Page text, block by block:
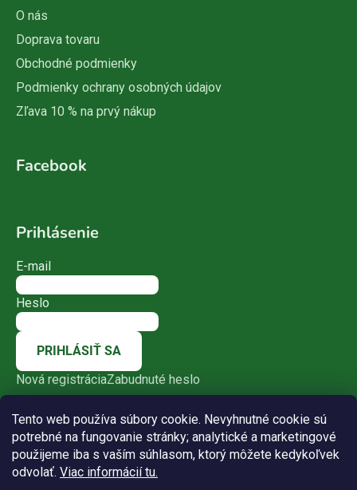
Tento web používa súbory cookie. Nevyhnutné cookie sú
potrebné na fungovanie stránky; analytické a marketingové
použijeme iba s vaším súhlasom, ktorý môžete kedykoľvek
odvolať. Viac informácií tu.
O nás
Doprava tovaru
Obchodné podmienky
Podmienky ochrany osobných údajov
Zľava 10 % na prvý nákup
Facebook
Prihlásenie
E-mail
Heslo
PRIHLÁSIŤ SA
Nová registráciaZabudnuté heslo